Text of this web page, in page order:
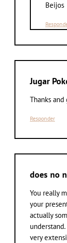
Beijos
Jugar
Thanks
Responder
does no
You really
your
actually
very